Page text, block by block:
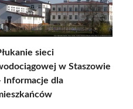
sieci
w Staszowie
Informacje dla